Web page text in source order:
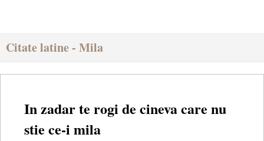
Citate latine - Mila
In zadar te rogi de cineva care nu
stie ce-i mila